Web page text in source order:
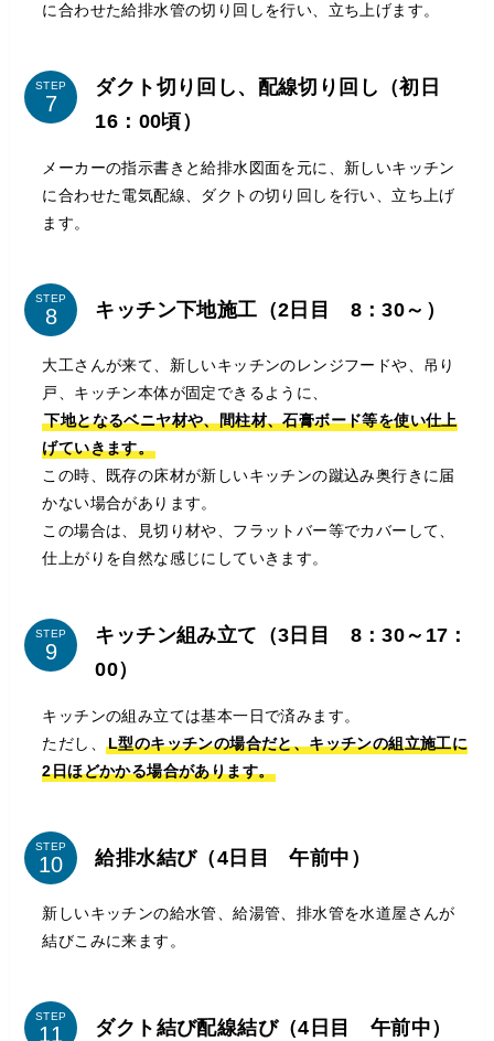
に合わせた給排水管の切り回しを行い、立ち上げます。
STEP
ダクト切り回し、配線切り回し（初日
16：00頃）
メーカーの指示書きと給排水図面を元に、新しいキッチン
に合わせた電気配線、ダクトの切り回しを行い、立ち上げ
ます。
STEP
キッチン下地施工（2日目 8：30～）
大工さんが来て、新しいキッチンのレンジフードや、吊り
戸、キッチン本体が固定できるように、
下地となるベニヤ材や、間柱材、石膏ボード等を使い仕上
げていきます。
この時、既存の床材が新しいキッチンの蹴込み奥行きに届
かない場合があります。
この場合は、見切り材や、フラットバー等でカバーして、
仕上がりを自然な感じにしていきます。
STEP
キッチン組み立て（3日目 8：30～17：
00）
キッチンの組み立ては基本一日で済みます。
ただし、L型のキッチンの場合だと、キッチンの組立施工に
2日ほどかかる場合があります。
STEP
給排水結び（4日目 午前中）
新しいキッチンの給水管、給湯管、排水管を水道屋さんが
結びこみに来ます。
STEP
ダクト結び配線結び（4日目 午前中）